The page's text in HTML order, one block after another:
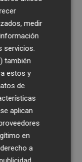
medir
servicios.
también
estos y
de
aplican
en
a